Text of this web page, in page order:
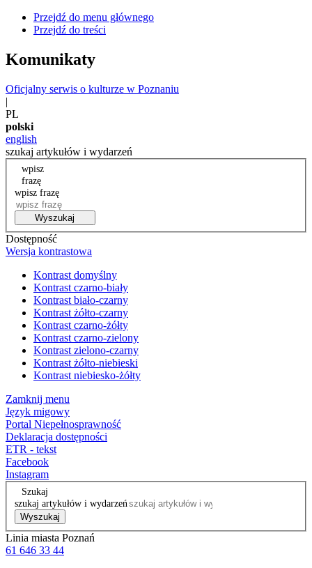
Przejdź do menu głównego
Przejdź do treści
Komunikaty
Oficjalny serwis o kulturze w Poznaniu
|
PL
polski
english
szukaj artykułów i wydarzeń
wpisz
frazę
wpisz frazę
Wyszukaj
Dostępność
Wersja kontrastowa
Kontrast domyślny
Kontrast czarno-biały
Kontrast biało-czarny
Kontrast żółto-czarny
Kontrast czarno-żółty
Kontrast czarno-zielony
Kontrast zielono-czarny
Kontrast żółto-niebieski
Kontrast niebiesko-żółty
Zamknij menu
Język migowy
Portal Niepełnosprawność
Deklaracja dostępności
ETR - tekst
Facebook
Instagram
Szukaj
szukaj artykułów i wydarzeń
Wyszukaj
Linia miasta Poznań
61 646 33 44